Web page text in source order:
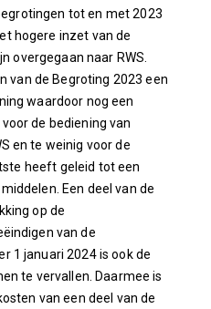
tot en met 2023
hogere inzet van de
overgegaan naar RWS.
van de Begroting 2023 een
waardoor nog een
de bediening van
en te weinig voor de
heeft geleid tot een
Een deel van de
op de
van de
1 januari 2024 is ook de
te vervallen. Daarmee is
van een deel van de